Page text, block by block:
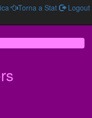
Torna a Stat Logout